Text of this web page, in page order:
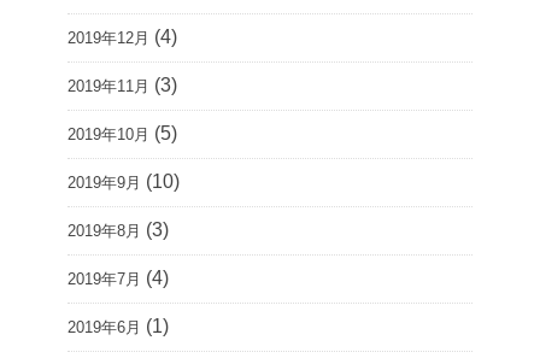
2019年12月 (4)
2019年11月 (3)
2019年10月 (5)
2019年9月 (10)
2019年8月 (3)
2019年7月 (4)
2019年6月 (1)